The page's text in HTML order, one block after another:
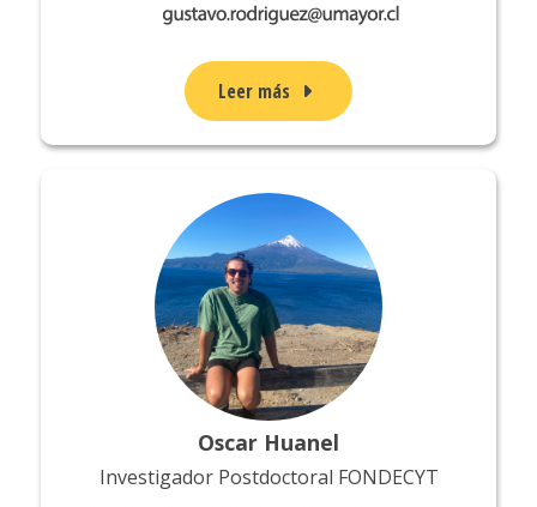
Leer más
Oscar Huanel
Investigador Postdoctoral FONDECYT